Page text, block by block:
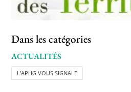
Critique
Dans les catégories
ACTUALITÉS
L'APHG VOUS SIGNALE